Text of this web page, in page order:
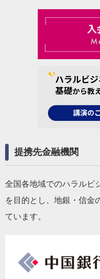
提携先金融機関
全国各地域でのハラルビ
を目的とし、地銀・信金
ています。